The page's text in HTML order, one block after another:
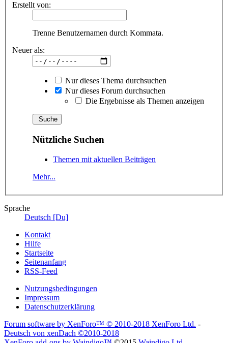
Erstellt von:
Trenne Benutzernamen durch Kommata.
Neuer als:
Nur dieses Thema durchsuchen
Nur dieses Forum durchsuchen
Die Ergebnisse als Themen anzeigen
Nützliche Suchen
Themen mit aktuellen Beiträgen
Mehr...
Sprache
Deutsch [Du]
Kontakt
Hilfe
Startseite
Seitenanfang
RSS-Feed
Nutzungsbedingungen
Impressum
Datenschutzerklärung
Forum software by XenForo™ © 2010-2018 XenForo Ltd. -
Deutsch von xenDach ©2010-2018